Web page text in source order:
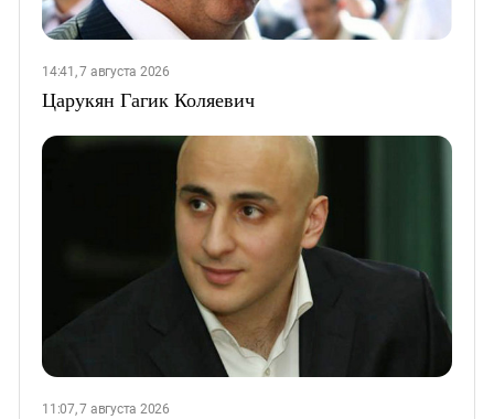
14:41, 7 августа 2026
Царукян Гагик Коляевич
11:07, 7 августа 2026